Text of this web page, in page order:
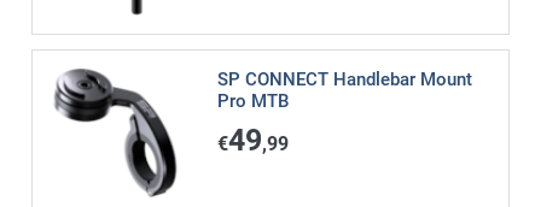
SP CONNECT Handlebar Mount
Pro MTB
€49,99